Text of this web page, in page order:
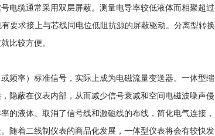
电缆通常采用双层屏蔽。测量电导率较低液体而相聚超过
要求接上与芯线同电位低阻抗源的屏蔽驱动。分离型转换
比较方便。
频率）标准信号，实际上成为电磁流量变送器。一体型缩
隐蔽在仪表内部，从而减少信号衰减和空间电磁波噪声侵
的液体。取消了信号线和激磁线的布线，简化电气连接，
随着二线制仪表的商品化发展，一体型仪表将会有较快发